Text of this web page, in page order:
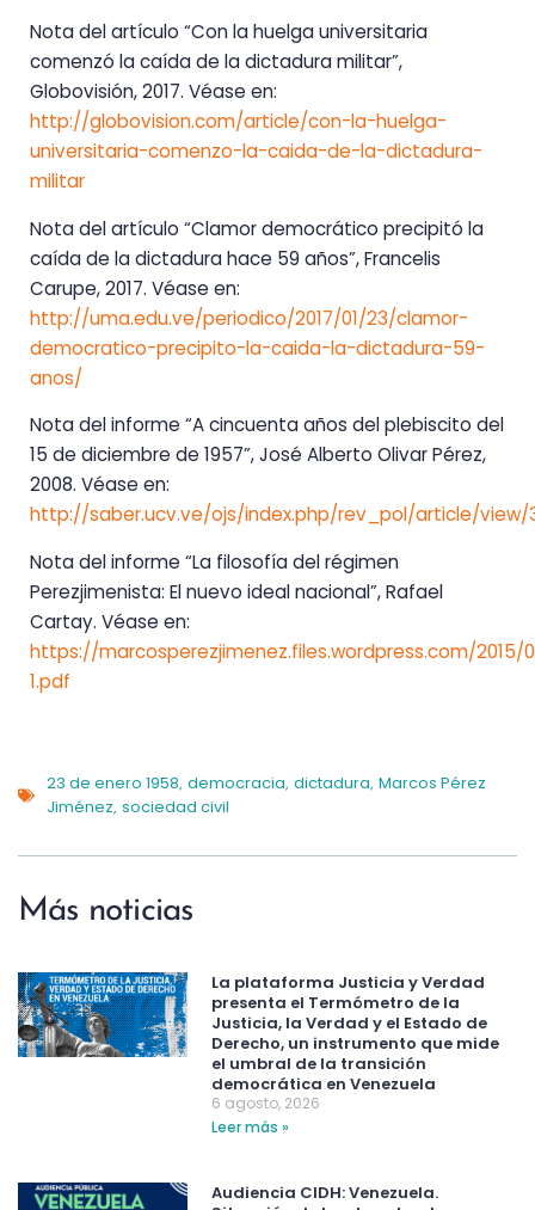
Nota del artículo “Con la huelga universitaria
comenzó la caída de la dictadura militar”,
Globovisión, 2017. Véase en:
http://globovision.com/article/con-la-huelga-
universitaria-comenzo-la-caida-de-la-dictadura-
militar
Nota del artículo “Clamor democrático precipitó la
caída de la dictadura hace 59 años”, Francelis
Carupe, 2017. Véase en:
http://uma.edu.ve/periodico/2017/01/23/clamor-
democratico-precipito-la-caida-la-dictadura-59-
anos/
Nota del informe “A cincuenta años del plebiscito del
15 de diciembre de 1957”, José Alberto Olivar Pérez,
2008. Véase en:
http://saber.ucv.ve/ojs/index.php/rev_pol/article/view/
Nota del informe “La filosofía del régimen
Perezjimenista: El nuevo ideal nacional”, Rafael
Cartay. Véase en:
https://marcosperezjimenez.files.wordpress.com/2015/
1.pdf
23 de enero 1958, democracia, dictadura, Marcos Pérez
Jiménez, sociedad civil
Más noticias
La plataforma Justicia y Verdad
presenta el Termómetro de la
Justicia, la Verdad y el Estado de
Derecho, un instrumento que mide
el umbral de la transición
democrática en Venezuela
6 agosto, 2026
Leer más »
Audiencia CIDH: Venezuela.